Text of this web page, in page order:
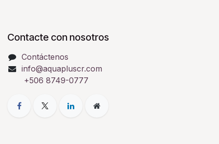
Contacte con nosotros
Contáctenos
info@aquapluscr.com
+506 8749-0777